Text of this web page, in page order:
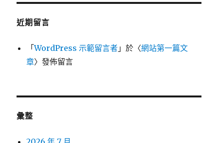
近期留言
「WordPress 示範留言者 」於〈網站第一篇文
章〉發佈留言
彙整